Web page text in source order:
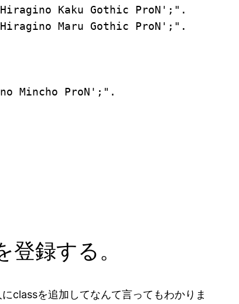
Kaku Gothic ProN';".
Maru Gothic ProN';".
Mincho ProN';".
録する。
classを追加してなんて言ってもわかりま